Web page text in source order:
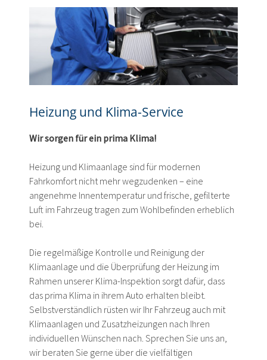
Heizung und Klima-Service
Wir sorgen für ein prima Klima!
Heizung und Klimaanlage sind für modernen
Fahrkomfort nicht mehr wegzudenken – eine
angenehme Innentemperatur und frische, gefilterte
Luft im Fahrzeug tragen zum Wohlbefinden erheblich
bei.
Die regelmäßige Kontrolle und Reinigung der
Klimaanlage und die Überprüfung der Heizung im
Rahmen unserer Klima-Inspektion sorgt dafür, dass
das prima Klima in ihrem Auto erhalten bleibt.
Selbstverständlich rüsten wir Ihr Fahrzeug auch mit
Klimaanlagen und Zusatzheizungen nach Ihren
individuellen Wünschen nach. Sprechen Sie uns an,
wir beraten Sie gerne über die vielfältigen